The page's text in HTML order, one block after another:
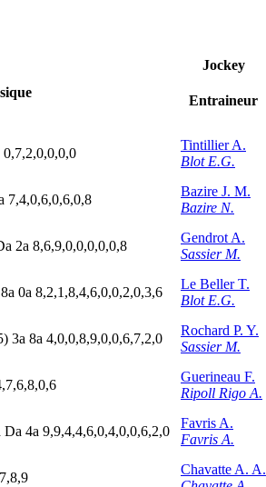
Jockey
Entraineur
0,7,2,0,0,0,0
Tintillier A.
Blot E.G.
7,4,0,6,0,6,0,8
Bazire J. M.
Bazire N.
a 2a 8,6,9,0,0,0,0,0,8
Gendrot A.
Sassier M.
8a 0a 8,2,1,8,4,6,0,0,2,0,3,6
Le Beller T.
Blot E.G.
3a 8a 4,0,0,8,9,0,0,6,7,2,0
Rochard P. Y.
Sassier M.
Guerineau F.
Ripoll Rigo A.
Da 4a 9,9,4,4,6,0,4,0,0,6,2,0
Favris A.
Favris A.
Chavatte A. A.